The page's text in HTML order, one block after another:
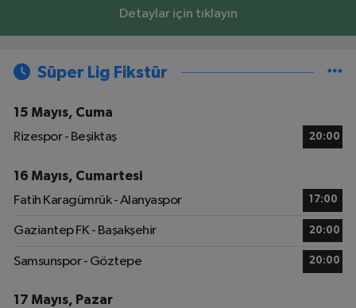
Detaylar için tıklayın
Süper Lig Fikstür
15 Mayıs, Cuma
Rizespor - Beşiktaş
20:00
16 Mayıs, Cumartesi
Fatih Karagümrük - Alanyaspor
17:00
Gaziantep FK - Başakşehir 20:00
Samsunspor - Göztepe 20:00
17 Mayıs, Pazar